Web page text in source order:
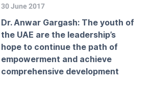
30 June 2017
Dr. Anwar Gargash: The youth of
the UAE are the leadership’s
hope to continue the path of
empowerment and achieve
comprehensive development